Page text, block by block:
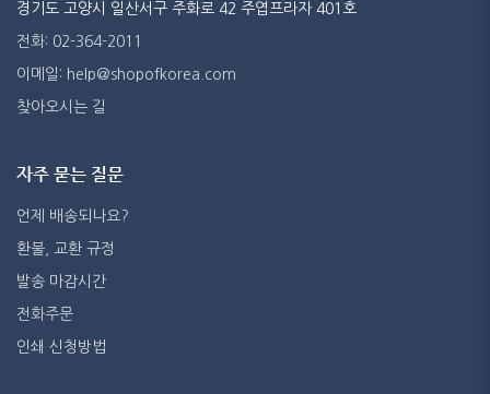
경기도 고양시 일산서구 주화로 42 주엽프라자 401호
전화: 02-364-2011
이메일: help@shopofkorea.com
찾아오시는 길
자주 묻는 질문
언제 배송되나요?
환불, 교환 규정
발송 마감시간
전화주문
인쇄 신청방법